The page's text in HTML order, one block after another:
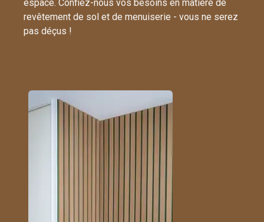
espace. Confiez-nous vos besoins en matière de
revêtement de sol et de menuiserie - vous ne serez
pas déçus !